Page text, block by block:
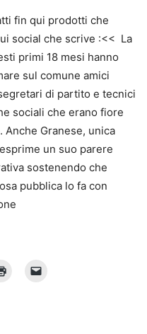
fin qui prodotti che
social che scrive :<< La
primi 18 mesi hanno
sul comune amici
di partito e tecnici
sociali che erano fiore
Granese, unica
un suo parere
sostenendo che
pubblica lo fa con